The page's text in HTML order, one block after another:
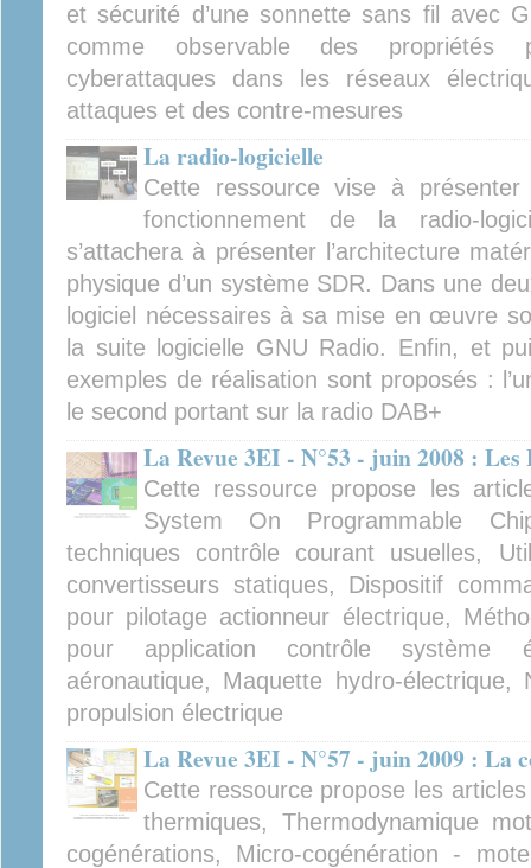
et sécurité d’une sonnette sans fil avec
comme observable des propriétés
cyberattaques dans les réseaux
attaques et des contre-mesures
La radio-logicielle
Cette ressource vise à
fonctionnement de la radio-
s’attachera à présenter l’architecture
physique d’un système SDR. Dans une
logiciel nécessaires à sa mise en œuvre
la suite logicielle GNU Radio. Enfin, et
exemples de réalisation sont proposés :
le second portant sur la radio DAB+
La Revue 3EI - N°53 - juin 2008 : Les
Cette ressource propose les
System On Programmable
techniques contrôle courant usuelles,
convertisseurs statiques, Dispositif
pour pilotage actionneur électrique,
pour application contrôle système
aéronautique, Maquette hydro-
propulsion électrique
La Revue 3EI - N°57 - juin 2009 : La
Cette ressource propose les
thermiques, Thermodynamique
cogénérations, Micro-cogénération -